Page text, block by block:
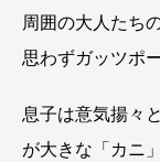
周囲の大人たち
思わずガッツポ
息子は意気揚々
が大きな「カニ